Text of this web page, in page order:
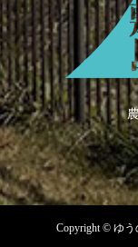
Copyright © ゆう